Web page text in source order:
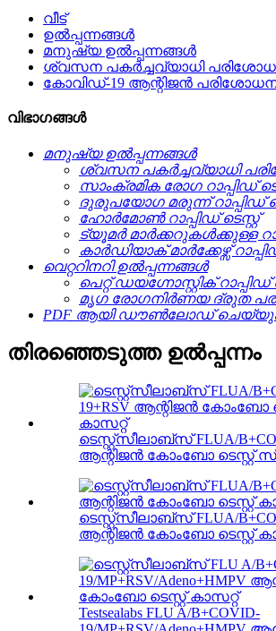
വീട്
ഉൽപ്പന്നങ്ങൾ
മനുഷ്യ ഉൽപ്പന്നങ്ങൾ
ശ്വസന പകർച്ചവ്യാധി
കോവിഡ്-19 ആന്റിജൻ പരിശോധന
വിഭാഗങ്ങൾ
മനുഷ്യ ഉൽപ്പന്നങ്ങൾ
ശ്വസന പകർച്ചവ്യാധി
സാംക്രമിക രോഗ റാപ്പിഡ്
ദുരുപയോഗ മരുന്ന് റാപ്പിഡ്
ഹോർമോൺ റാപ്പിഡ് ടെസ്റ്റ്
ട്യൂമർ മാർക്കറുകൾക്കുള്ള
കാർഡിയാക് മാർക്കേഴ്സ്
വെറ്ററിനറി ഉൽപ്പന്നങ്ങൾ
പെറ്റ് ഡയഗ്നോസ്റ്റിക് റാപ്പിഡ്
മൃഗ രോഗനിർണയ ദ്രുത
PDF ആയി ഡൗൺലോഡ്
തിരഞ്ഞെടുത്ത ഉൽപ്പന്നം
ടെസ്റ്റ്സീലാബ്സ് FLUA/
ആന്റിജൻ കോംബോ ടെസ്റ്റ്
ടെസ്റ്റ്സീലാബ്സ് FLUA/
ആന്റിജൻ കോംബോ ടെസ്റ്റ്
Testsealabs FLU A/B+COVID-